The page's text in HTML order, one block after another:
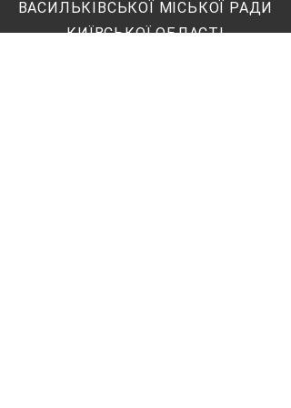
ВАСИЛЬКІВСЬКОЇ МІСЬКОЇ РАДИ
КИЇВСЬКОЇ ОБЛАСТІ